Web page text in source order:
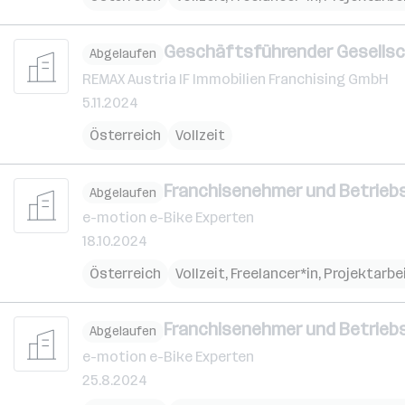
Abgelaufen Geschäftsführender
REMAX Austria IF Immobilien Franchising GmbH
5.11.2024
Österreich
Vollzeit
Abgelaufen Franchisenehmer und
e-motion e-Bike Experten
18.10.2024
Österreich
Vollzeit, Freelancer*in,
Abgelaufen Franchisenehmer und
e-motion e-Bike Experten
25.8.2024